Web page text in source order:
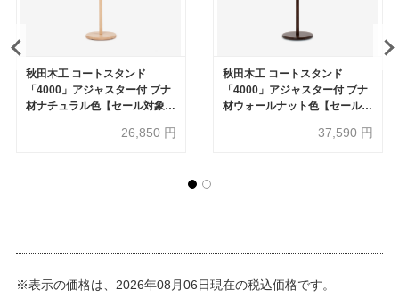
秋田木工 コートスタンド
「4000」アジャスター付 ブナ
材ナチュラル色【セール対象品
26,850 円
秋田木工 コートスタンド
「4000」アジャスター付 ブナ
材ウォールナット色【セール対
37,590 円
※表示の価格は、2026年08月06日現在の税込価格です。